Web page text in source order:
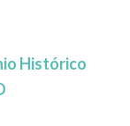
Histórico